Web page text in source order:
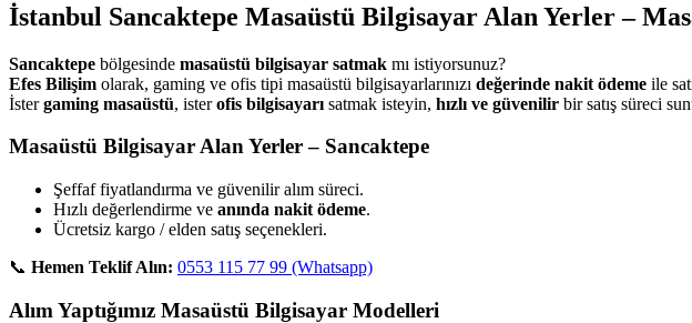
İstanbul Sancaktepe Masaüstü Bilgisayar Alan Yerler –
Sancaktepe bölgesinde masaüstü bilgisayar satmak mı istiyorsunuz?
Efes Bilişim olarak, gaming ve ofis tipi masaüstü bilgisayarlarınızı değerinde nakit ödeme ile
İstergaming masaüstü, isterofis bilgisayarı satmak isteyin, hızlı ve güvenilir bir satış süreci
Masaüstü Bilgisayar Alan Yerler – Sancaktepe
Şeffaf fiyatlandırma ve güvenilir alım süreci.
Hızlı değerlendirme ve anında nakit ödeme.
Ücretsiz kargo / elden satış seçenekleri.
📞 Hemen Teklif Alın: 0553 115 77 99 (Whatsapp)
Alım Yaptığımız Masaüstü Bilgisayar Modelleri